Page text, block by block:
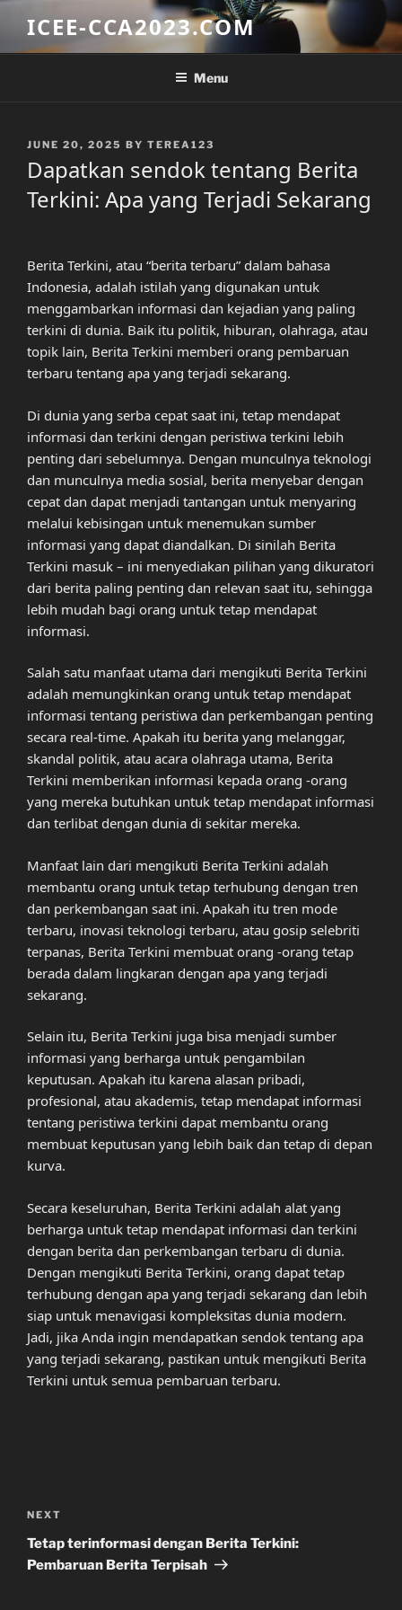
content
ICEE-CCA2023.COM
Menu
POSTED
JUNE 20, 2025 BY TEREA123
Dapatkan sendok tentang Berita
Terkini: Apa yang Terjadi Sekarang
Berita Terkini, atau “berita terbaru” dalam bahasa
Indonesia, adalah istilah yang digunakan untuk
menggambarkan informasi dan kejadian yang paling
terkini di dunia. Baik itu politik, hiburan, olahraga, atau
topik lain, Berita Terkini memberi orang pembaruan
terbaru tentang apa yang terjadi sekarang.
Di dunia yang serba cepat saat ini, tetap mendapat
informasi dan terkini dengan peristiwa terkini lebih
penting dari sebelumnya. Dengan munculnya teknologi
dan munculnya media sosial, berita menyebar dengan
cepat dan dapat menjadi tantangan untuk menyaring
melalui kebisingan untuk menemukan sumber
informasi yang dapat diandalkan. Di sinilah Berita
Terkini masuk – ini menyediakan pilihan yang dikuratori
dari berita paling penting dan relevan saat itu, sehingga
lebih mudah bagi orang untuk tetap mendapat
informasi.
Salah satu manfaat utama dari mengikuti Berita Terkini
adalah memungkinkan orang untuk tetap mendapat
informasi tentang peristiwa dan perkembangan penting
secara real-time. Apakah itu berita yang melanggar,
skandal politik, atau acara olahraga utama, Berita
Terkini memberikan informasi kepada orang -orang
yang mereka butuhkan untuk tetap mendapat informasi
dan terlibat dengan dunia di sekitar mereka.
Manfaat lain dari mengikuti Berita Terkini adalah
membantu orang untuk tetap terhubung dengan tren
dan perkembangan saat ini. Apakah itu tren mode
terbaru, inovasi teknologi terbaru, atau gosip selebriti
terpanas, Berita Terkini membuat orang -orang tetap
berada dalam lingkaran dengan apa yang terjadi
sekarang.
Selain itu, Berita Terkini juga bisa menjadi sumber
informasi yang berharga untuk pengambilan
keputusan. Apakah itu karena alasan pribadi,
profesional, atau akademis, tetap mendapat informasi
tentang peristiwa terkini dapat membantu orang
membuat keputusan yang lebih baik dan tetap di depan
kurva.
Secara keseluruhan, Berita Terkini adalah alat yang
berharga untuk tetap mendapat informasi dan terkini
dengan berita dan perkembangan terbaru di dunia.
Dengan mengikuti Berita Terkini, orang dapat tetap
terhubung dengan apa yang terjadi sekarang dan lebih
siap untuk menavigasi kompleksitas dunia modern.
Jadi, jika Anda ingin mendapatkan sendok tentang apa
yang terjadi sekarang, pastikan untuk mengikuti Berita
Terkini untuk semua pembaruan terbaru.
navigation
Next
Post
NEXT
Tetap terinformasi dengan Berita Terkini:
Pembaruan Berita Terpisah